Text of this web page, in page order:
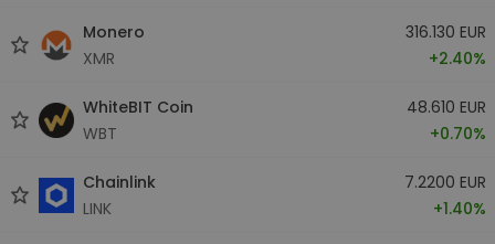
Monero
XMR
316.130 EUR
+2.40%
WhiteBIT Coin
WBT
48.610 EUR
+0.70%
Chainlink
LINK
7.2200 EUR
+1.40%